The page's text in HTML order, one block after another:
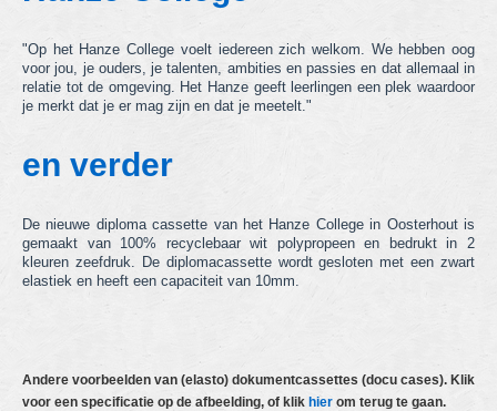
ringbandmappen
dossiermappen
showtasmappen
tabbladen
voorraad & "Kids with a Name" items
actie producten
"Op het Hanze College voelt iedereen zich welkom. We hebben oog
voor jou, je ouders, je talenten, ambities en passies en dat allemaal in
relatie tot de omgeving. Het Hanze geeft leerlingen een plek waardoor
je merkt dat je er mag zijn en dat je meetelt."
en verder
De nieuwe diploma cassette van het Hanze College in Oosterhout is
gemaakt van 100% recyclebaar wit polypropeen en bedrukt in 2
kleuren zeefdruk. De diplomacassette wordt gesloten met een zwart
elastiek en heeft een capaciteit van 10mm.
Andere voorbeelden van (elasto) dokumentcassettes (docu cases). Klik
voor een specificatie op de afbeelding, of klik hier om terug te gaan.